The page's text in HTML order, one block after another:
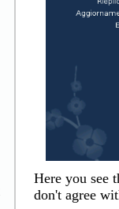
Here you see
don't agree